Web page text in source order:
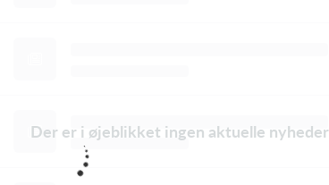
Der er i øjeblikket ingen aktuelle nyheder